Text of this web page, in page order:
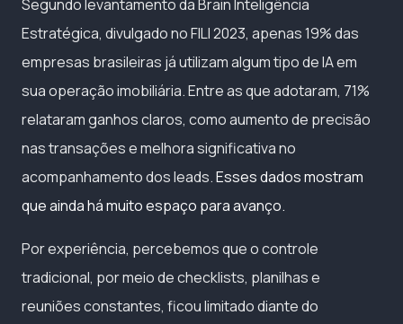
Segundo levantamento da Brain Inteligência
Estratégica, divulgado no FILI 2023, apenas 19% das
empresas brasileiras já utilizam algum tipo de IA em
sua operação imobiliária. Entre as que adotaram, 71%
relataram ganhos claros, como aumento de precisão
nas transações e melhora significativa no
acompanhamento dos leads.Esses dados mostram
que ainda há muito espaço para avanço.
Por experiência, percebemos que o controle
tradicional, por meio de checklists, planilhas e
reuniões constantes, ficou limitado diante do